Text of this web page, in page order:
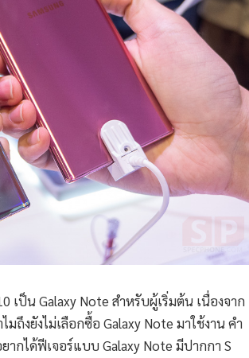
เป็น Galaxy Note สำหรับผู้เริ่มต้น เนื่องจาก
ถึงยังไม่เลือกซื้อ Galaxy Note มาใช้งาน คำ
กได้ฟีเจอร์แบบ Galaxy Note มีปากกา S